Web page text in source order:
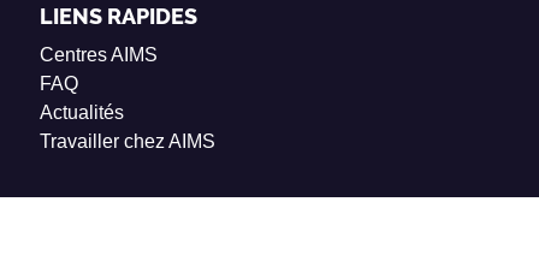
LIENS RAPIDES
Centres AIMS
FAQ
Actualités
Travailler chez AIMS